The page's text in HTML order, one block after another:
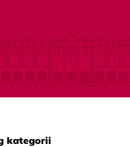
kategorii